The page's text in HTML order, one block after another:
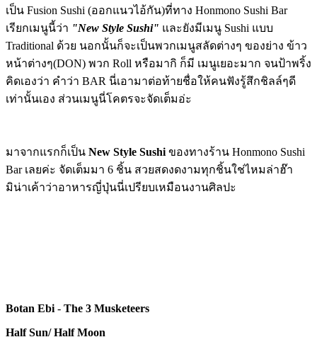
เป็น Fusion Sushi (ออกแนวไอ้กัน)ที่ทาง Honmono Sushi Bar
เรียกเมนูนี้ว่า "New Style Sushi" และยังมีเมนู Sushi แบบ
Traditional ด้วย นอกนั้นก็จะเป็นพวกเมนูสลัดต่างๆ ของย่าง ข้าว
หน้าต่างๆ(DON) พวก Roll หรือมากิ ก็มี เมนูเยอะมาก จนป้าพริ้ง
คิดเองว่า คำว่า BAR นี่เอามาต่อท้ายชื่อให้คนฟังรู้สึกชิลล์ๆดี
เท่านั้นเอง ส่วนเมนูนี่โคตรจะจัดเต็มอ่ะ
มาจากแรกก็เป็น New Style Sushiของทางร้าน Honmono Sushi
Bar เลยค่ะ จัดเต็มมา 6 ชิ้น สวยสดงดงามทุกชิ้นใช่ไหมล่าฮ๊า
มิน่าเค้าว่าอาหารญี่ปุ่นนี่เปรียบเหมือนงานศิลปะ
Botan Ebi- The 3 Musketeers
Half Sun/ Half Moon